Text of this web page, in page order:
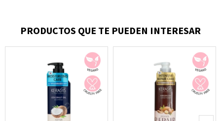
PRODUCTOS QUE TE PUEDEN INTERESAR